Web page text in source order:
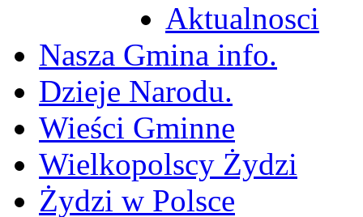
Aktualnosci
Nasza Gmina info.
Dzieje Narodu.
Wieści Gminne
Wielkopolscy Żydzi
Żydzi w Polsce